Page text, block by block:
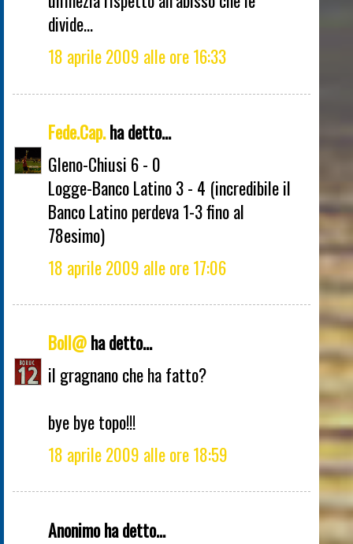
divide...
18 aprile 2009 alle ore 16:33
Fede.Cap.ha detto...
Gleno-Chiusi 6 - 0
Logge-Banco Latino 3 - 4 (incredibile il
Banco Latino perdeva 1-3 fino al
78esimo)
18 aprile 2009 alle ore 17:06
Boll@ha detto...
il gragnano che ha fatto?
bye bye topo!!!
18 aprile 2009 alle ore 18:59
Anonimo ha detto...